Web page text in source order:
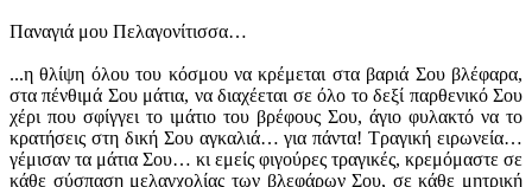
Παναγιά μου Πελαγονίτισσα…
...η θλίψη όλου του κόσμου να κρέμεται στα βαριά Σου βλέφαρα,
στα πένθιμά Σου μάτια, να διαχέεται σε όλο το δεξί παρθενικό Σου
χέρι που σφίγγει το ιμάτιο του βρέφους Σου, άγιο φυλακτό να το
κρατήσεις στη δική Σου αγκαλιά… για πάντα! Τραγική ειρωνεία…
γέμισαν τα μάτια Σου… κι εμείς φιγούρες τραγικές, κρεμόμαστε σε
κάθε σύσπαση μελαγχολίας των βλεφάρων Σου, σε κάθε μητρική